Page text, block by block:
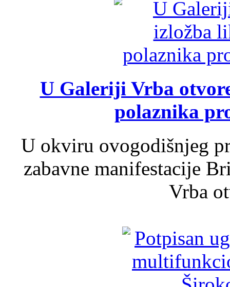
U Galeriji Vrba
polaznika
U okviru ovogodišnjeg
zabavne manifestacije
Vrba